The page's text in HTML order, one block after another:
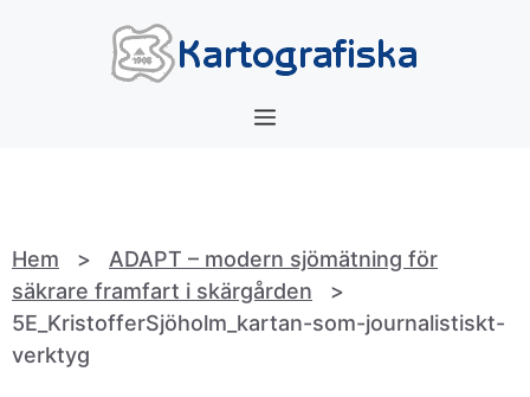
Meny
Hem > ADAPT – modern sjömätning för
säkrare framfart i skärgården >
5E_KristofferSjöholm_kartan-som-journalistiskt-
verktyg